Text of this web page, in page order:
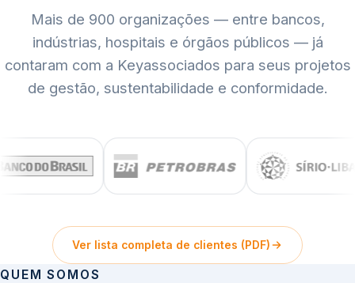
Mais de 900 organizações — entre bancos,
indústrias, hospitais e órgãos públicos — já
contaram com a Keyassociados para seus projetos
de gestão, sustentabilidade e conformidade.
Ver lista completa de clientes (PDF)
QUEM SOMOS